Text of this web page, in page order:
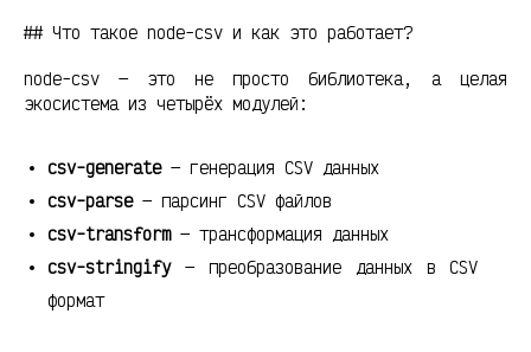
## Что такое node-csv и как это работает?
node-csv — это не просто библиотека, а целая
экосистема из четырёх модулей:
csv-generate— генерация CSV данных
csv-parse— парсинг CSV файлов
csv-transform— трансформация данных
csv-stringify— преобразование данных в CSV
формат